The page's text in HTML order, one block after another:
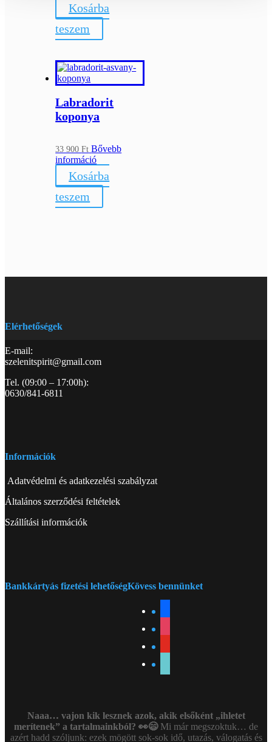
Kosárba
teszem
Labradorit
koponya
33 900Ft Bővebb
információ
Kosárba
teszem
Elérhetőségek
E-mail:
szelenitspirit@gmail.com
Tel. (09:00 – 17:00h):
0630/841-6811
Információk
Adatvédelmi és adatkezelési szabályzat
Általános szerződési feltételek
Szállítási információk
Bankkártyás fizetési lehetőségKövess bennünket
Naaa… vajon kik lesznek azok, akik elsőként „ihletet
merítenek” a tartalmainkból? 👀😄Mi már megszoktuk… de
azért hadd szóljunk: ezek mögött sok-sok idő, utazás, válogatás és